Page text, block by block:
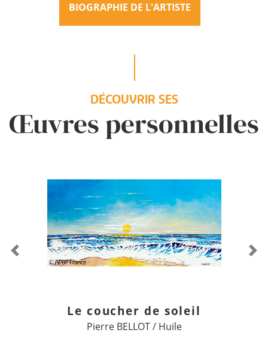
BIOGRAPHIE DE L'ARTISTE
DÉCOUVRIR SES
Œuvres personnelles
Le coucher de soleil
Pierre BELLOT / Huile
Previous